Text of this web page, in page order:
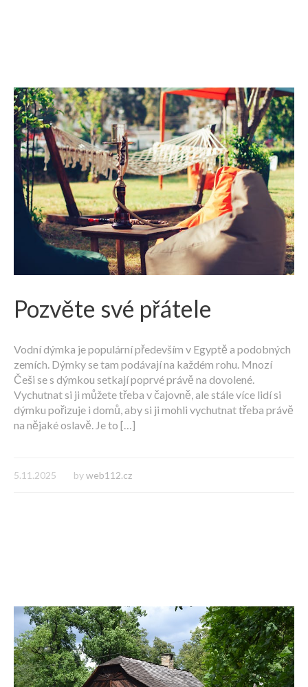
Pozvěte své přátele
Vodní dýmka je populární především v Egyptě a podobných
zemích. Dýmky se tam podávají na každém rohu. Mnozí
Češi se s dýmkou setkají poprvé právě na dovolené.
Vychutnat si ji můžete třeba v čajovně, ale stále více lidí si
dýmku pořizuje i domů, aby si ji mohli vychutnat třeba právě
na nějaké oslavě. Je to […]
5.11.2025 byweb112.cz